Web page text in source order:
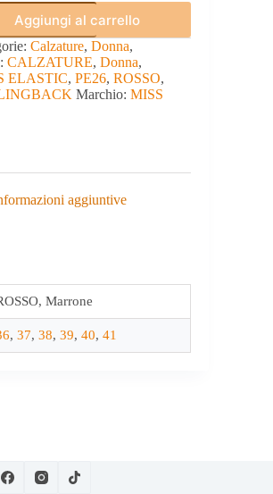
Aggiungi al carrello
Calzature, Donna,
CALZATURE, Donna,
ELASTIC, PE26, ROSSO,
Marchio: MISS
aggiuntive
Marrone
, 37, 38, 39, 40, 41